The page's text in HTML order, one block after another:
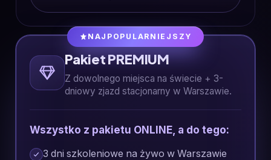
NAJPOPULARNIEJSZY
Pakiet PREMIUM
Z dowolnego miejsca na świecie + 3-
dniowy zjazd stacjonarny w Warszawie.
Wszystko z pakietu ONLINE, a do tego:
3 dni szkoleniowe na żywo w Warszawie